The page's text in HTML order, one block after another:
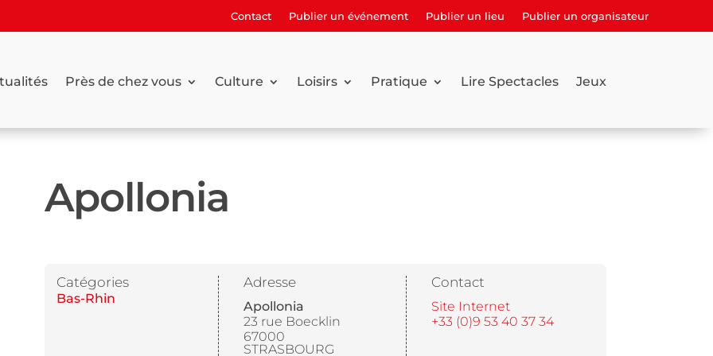
Contact Publier un événement Publier un lieu Publier un organisateur
Près de chez vous Culture Loisirs Pratique Lire Spectacles Jeux
Apollonia
Catégories
Bas-Rhin
Adresse
Apollonia
23 rue Boecklin
67000
STRASBOURG
Contact
Site Internet
+33 (0)9 53 40 37 34